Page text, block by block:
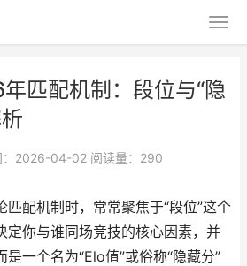
匹配机制：段位与“隐
：2026-04-02 阅读量：290
匹配机制时，常常聚焦于“段位”这个
定你与谁同场竞技的核心因素，并
一个名为“Elo值”或俗称“隐藏分”